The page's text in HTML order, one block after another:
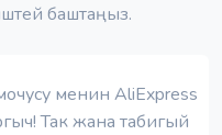
баштаңыз.
менин AliExpress
Так жана табигый